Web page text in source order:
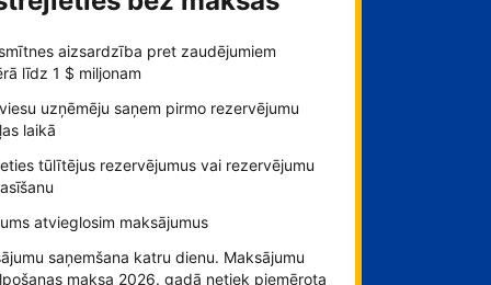
aizsardzība pret zaudējumiem
līdz 1 $ miljonam
uzņēmēju saņem pirmo rezervējumu
laikā
tūlītējus rezervējumus vai rezervējumu
atvieglosim maksājumus
saņemšana katru dienu. Maksājumu
maksa 2026. gadā netiek piemērota